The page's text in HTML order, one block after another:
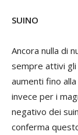
SUINO
Ancora nulla di
sempre attivi gli
aumenti fino
invece per i
negativo dei
conferma